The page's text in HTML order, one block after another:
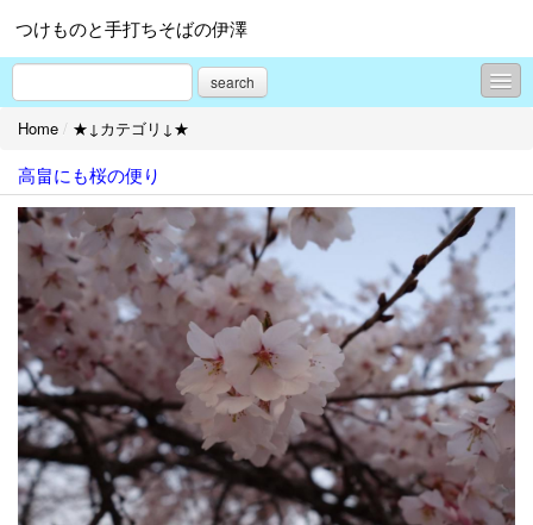
つけものと手打ちそばの伊澤
search
★↓カテゴリ↓★
お店の話題
お店からのお知らせ
ミニギャラリー
高畠の話題
★↓関連リンク↓★
プロフィール
Home / ★↓カテゴリ↓★
高畠にも桜の便り